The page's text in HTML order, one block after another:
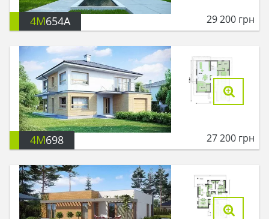
4M654A 29 200 грн
4M698 27 200 грн